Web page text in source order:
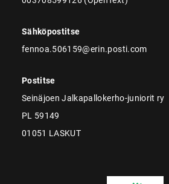
Sähköpostitse
fennoa.506159@erin.posti.com
Postitse
Seinäjoen Jalkapallokerho-juniorit ry
PL 59149
01051 LASKUT